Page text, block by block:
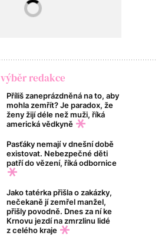
výběr redakce
Příliš zaneprázdněná na to, aby
mohla zemřít? Je paradox, že
ženy žijí déle než muži, říká
americká vědkyně
Pasťáky nemají v dnešní době
existovat. Nebezpečné děti
patří do vězení, říká odbornice
Jako tatérka přišla o zakázky,
nečekaně jí zemřel manžel,
přišly povodně. Dnes za ní ke
Krnovu jezdí na zmrzlinu lidé
z celého kraje